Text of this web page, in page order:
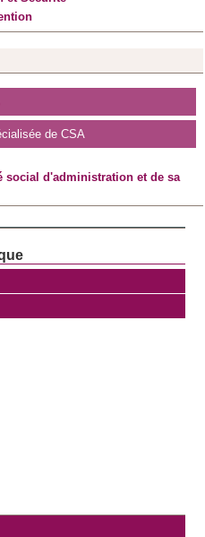
de leurs services.
de CSA
social d'administration et de sa